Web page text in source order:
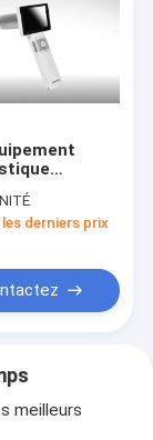
de
derniers prix
meilleurs